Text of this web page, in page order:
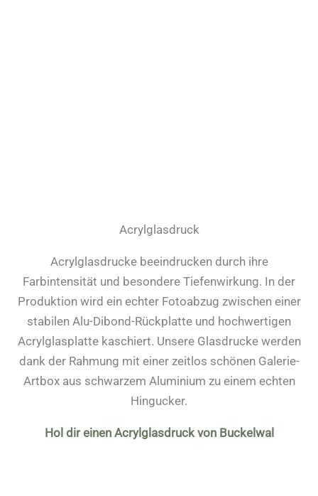
Acrylglasdruck
Acrylglasdrucke beeindrucken durch ihre
Farbintensität und besondere Tiefenwirkung. In der
Produktion wird ein echter Fotoabzug zwischen einer
stabilen Alu-Dibond-Rückplatte und hochwertigen
Acrylglasplatte kaschiert. Unsere Glasdrucke werden
dank der Rahmung mit einer zeitlos schönen Galerie-
Artbox aus schwarzem Aluminium zu einem echten
Hingucker.
Hol dir einen Acrylglasdruck von Buckelwal